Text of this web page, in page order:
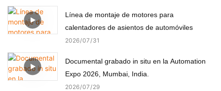
Línea de montaje de motores para
calentadores de asientos de automóviles
2026 07 31
Documental grabado in situ en la Automation
Expo 2026, Mumbai, India.
2026 07 29